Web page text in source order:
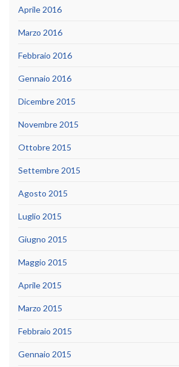
Aprile 2016
Marzo 2016
Febbraio 2016
Gennaio 2016
Dicembre 2015
Novembre 2015
Ottobre 2015
Settembre 2015
Agosto 2015
Luglio 2015
Giugno 2015
Maggio 2015
Aprile 2015
Marzo 2015
Febbraio 2015
Gennaio 2015